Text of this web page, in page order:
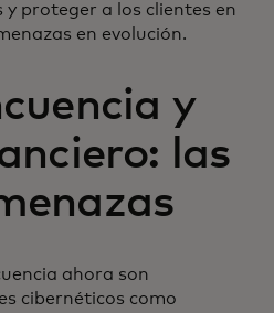
proteger a los clientes en
en evolución.
y
las
ahora son
cibernéticos como